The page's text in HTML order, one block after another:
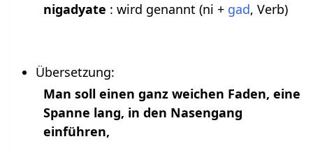
nigadyate : wird genannt (ni + gad, Verb)
Übersetzung:
Man soll einen ganz weichen Faden, eine
Spanne lang, in den Nasengang
einführen,